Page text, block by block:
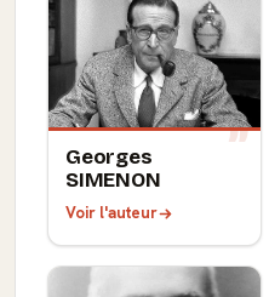
Georges
SIMENON
Voir l'auteur